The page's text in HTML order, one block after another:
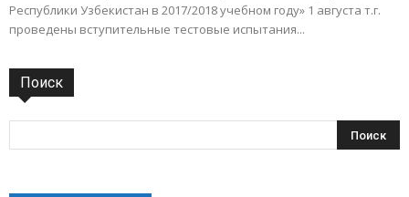
Республики Узбекистан в 2017/2018 учебном году» 1 августа т.г.
проведены вступительные тестовые испытания...
Поиск